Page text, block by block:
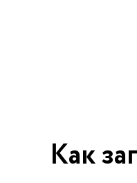
Как